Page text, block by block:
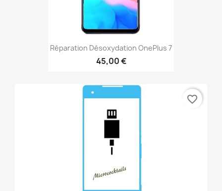
Réparation Désoxydation OnePlus 7
45,00 €
favorite_border